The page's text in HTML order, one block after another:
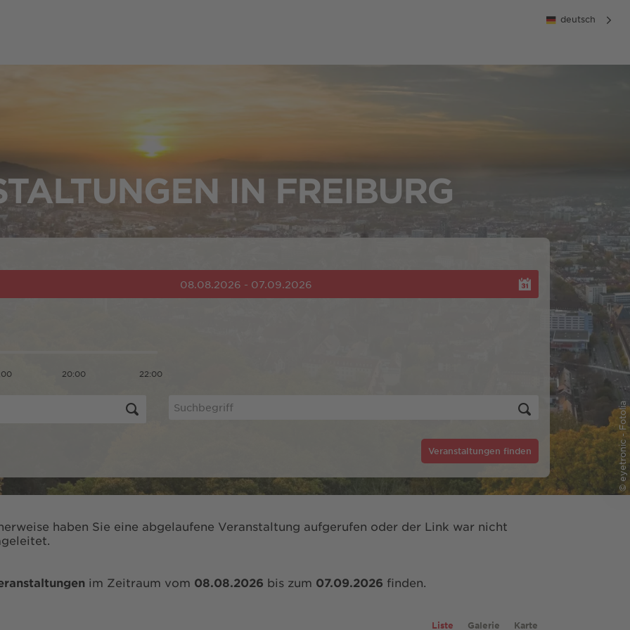
deutsch
© eyetronic - Fotolia
IN FREIBURG
08.08.2026 - 07.09.2026
20:00 22:00
Veranstaltungen finden
haben Sie eine abgelaufene Veranstaltung aufgerufen oder der Link war nicht
im Zeitraum vom 08.08.2026 bis zum 07.09.2026 finden.
Liste Galerie Karte